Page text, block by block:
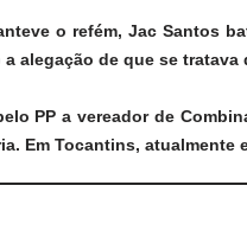
o refém, Jac Santos
alegação de que se tratava
PP a vereador de
Em Tocantins,